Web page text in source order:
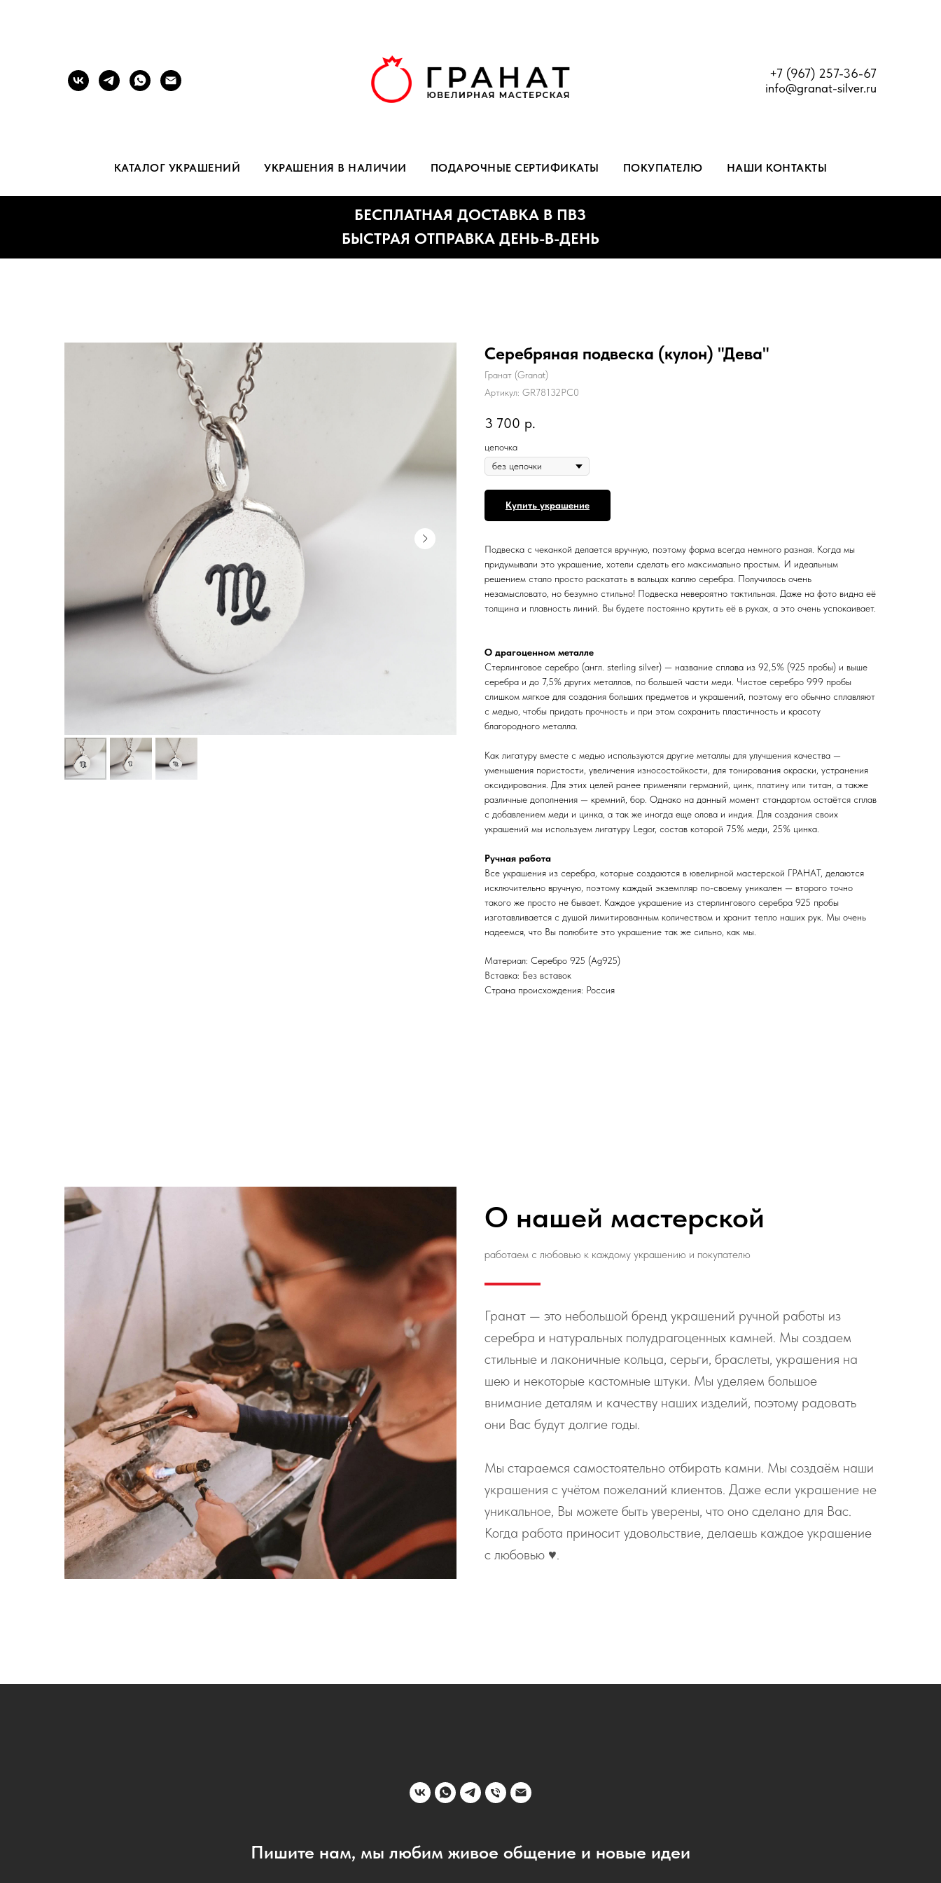
+7 (967) 257-36-67
info@granat-silver.ru
КАТАЛОГ УКРАШЕНИЙ УКРАШЕНИЯ В НАЛИЧИИ ПОДАРОЧНЫЕ СЕРТИФИКАТЫ ПОКУПАТЕЛЮ НАШИ КОНТАКТЫ
БЫСТРАЯ ОТПРАВКА ДЕНЬ-В-ДЕНЬ
Серебряная подвеска (кулон) "Дева"
Гранат (Granat)
Артикул: GR78132PC0
3 700 р.
цепочка
Купить украшение
Подвеска с чеканкой делается вручную, поэтому форма всегда немного разная. Когда мы
придумывали это украшение, хотели сделать его максимально простым. И идеальным
решением стало просто раскатать в вальцах каплю серебра. Получилось очень
незамысловато, но безумно стильно! Подвеска невероятно тактильная. Даже на фото видна её
толщина и плавность линий. Вы будете постоянно крутить её в руках, а это очень успокаивает.
О драгоценном металле
Стерлинговое серебро (англ. sterling silver) — название сплава из 92,5% (925 пробы) и выше
серебра и до 7,5% других металлов, по большей части меди. Чистое серебро 999 пробы
слишком мягкое для создания больших предметов и украшений, поэтому его обычно сплавляют
с медью, чтобы придать прочность и при этом сохранить пластичность и красоту
благородного металла.
Как лигатуру вместе с медью используются другие металлы для улучшения качества —
уменьшения пористости, увеличения износостойкости, для тонирования окраски, устранения
оксидирования. Для этих целей ранее применяли германий, цинк, платину или титан, а также
различные дополнения — кремний, бор. Однако на данный момент стандартом остаётся сплав
с добавлением меди и цинка, а так же иногда еще олова и индия. Для создания своих
украшений мы используем лигатуру Legor, состав которой 75% меди, 25% цинка.
Ручная работа
Все украшения из серебра, которые создаются в ювелирной мастерской ГРАНАТ, делаются
исключительно вручную, поэтому каждый экземпляр по-своему уникален — второго точно
такого же просто не бывает. Каждое украшение из стерлингового серебра 925 пробы
изготавливается с душой лимитированным количеством и хранит тепло наших рук. Мы очень
надеемся, что Вы полюбите это украшение так же сильно, как мы.
Материал: Cеребро 925 (Ag925)
Вставка: Без вставок
Страна происхождения: Россия
О нашей мастерской
работаем с любовью к каждому украшению и покупателю
Гранат — это небольшой бренд украшений ручной работы из
серебра и натуральных полудрагоценных камней. Мы создаем
стильные и лаконичные кольца, серьги, браслеты, украшения на
шею и некоторые кастомные штуки. Мы уделяем большое
внимание деталям и качеству наших изделий, поэтому радовать
они Вас будут долгие годы.
Мы стараемся самостоятельно отбирать камни. Мы создаём наши
украшения с учётом пожеланий клиентов. Даже если украшение не
уникальное, Вы можете быть уверены, что оно сделано для Вас.
Когда работа приносит удовольствие, делаешь каждое украшение
с любовью ♥️.
Пишите нам, мы любим живое общение и новые идеи